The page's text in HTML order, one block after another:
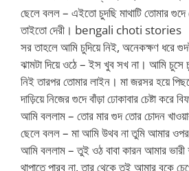
ছেলে বলল – এইতো চুদছি মাথাটি তোমার গুদে
তাইতো দেরী। bengali choti stories
সর তাহলে আমি চুদিয়ে নিই, অনেকক্ষণ ধরে
ঝামটা দিয়ে ওঠে – ইস খুব সখ না। আমি চুসে
নিই তারপর তোমার লাইন। মা জরসর হয়ে
দাড়িয়ে নিজের গুদে বাঁড়া ঢোকাবার চেষ্টা করে
আমি বললাম – তোর মার গুদ তোর চোদন
ছেলে বলল – মা আমি উথব না তুমি আমার
আমি বললাম – তুই ওঠ বাবা কারন আমার ভারী
থাপাতে পারব না, তার থেকে তুই আমার বুকে